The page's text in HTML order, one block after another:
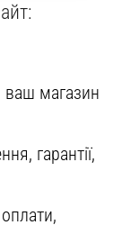
ваш магазин
гарантії,